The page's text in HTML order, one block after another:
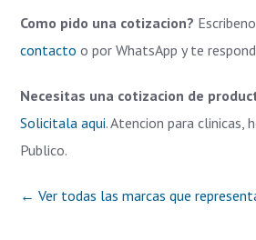
Como pido una cotizacion?
contacto o por WhatsApp y te
Necesitas una cotizacion de
Solicitala aqui. Atencion para clinicas,
Publico.
← Ver todas las marcas que